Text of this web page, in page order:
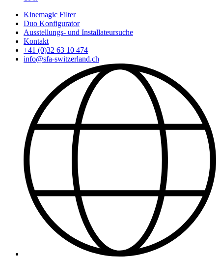
Kinemagic Filter
Duo Konfigurator
Ausstellungs- und Installateursuche
Kontakt
+41 (0)32 63 10 474
info@sfa-switzerland.ch